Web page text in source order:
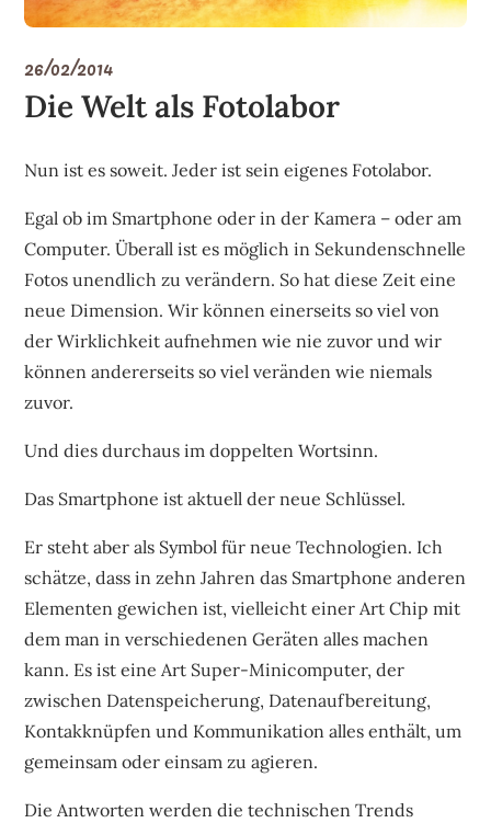
26/02/2014
Die Welt als Fotolabor
Nun ist es soweit. Jeder ist sein eigenes Fotolabor.
Egal ob im Smartphone oder in der Kamera – oder am
Computer. Überall ist es möglich in Sekundenschnelle
Fotos unendlich zu verändern. So hat diese Zeit eine
neue Dimension. Wir können einerseits so viel von
der Wirklichkeit aufnehmen wie nie zuvor und wir
können andererseits so viel veränden wie niemals
zuvor.
Und dies durchaus im doppelten Wortsinn.
Das Smartphone ist aktuell der neue Schlüssel.
Er steht aber als Symbol für neue Technologien. Ich
schätze, dass in zehn Jahren das Smartphone anderen
Elementen gewichen ist, vielleicht einer Art Chip mit
dem man in verschiedenen Geräten alles machen
kann. Es ist eine Art Super-Minicomputer, der
zwischen Datenspeicherung, Datenaufbereitung,
Kontakknüpfen und Kommunikation alles enthält, um
gemeinsam oder einsam zu agieren.
Die Antworten werden die technischen Trends